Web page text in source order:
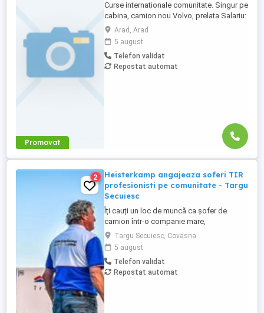
Promovat
Curse internationale comunitate. Singur pe
cabina, camion nou Volvo, prelata Salariu:
2700 luna net 12.000 km (garantat) Prima
0,06 camion km extra peste 12000 km; +
100 prima la angajare pt. ADR; + 300 prima
pentru 6 luni lucrate; + 300 prima pentru 9
luni lucrate; + 300 prima pentru 12 luni
Arad, Arad
5 august
Telefon validat
Repostat automat
2
Heisterkamp angajeaza soferi TIR
profesionisti pe comunitate - Targu
Secuiesc
Îți cauți un loc de muncă ca șofer de
camion într-o companie mare,
internațională și stabilă? Atunci vino în
echipa Heisterkamp! Angajăm șoferi cu
sau fără experiență și echipaje pentru
transport internațional. Beneficii: training
de inițiere la începutul activității în cadrul
Targu Secuiesc, Covasna
5 august
Telefon validat
Repostat automat